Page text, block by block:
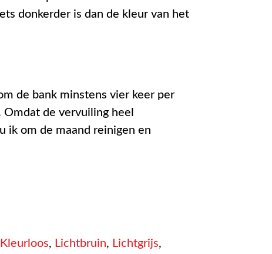
donkerder is dan de kleur van het
de bank minstens vier keer per
de vervuiling heel
ik om de maand reinigen en
Kleurloos, Lichtbruin, Lichtgrijs,